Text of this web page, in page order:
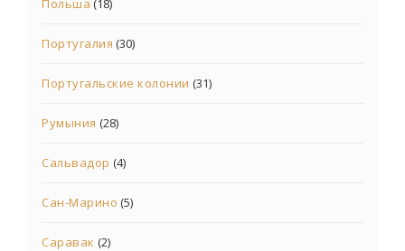
Польша (18)
Португалия (30)
Португальские колонии (31)
Румыния (28)
Сальвадор (4)
Сан-Марино (5)
Саравак (2)